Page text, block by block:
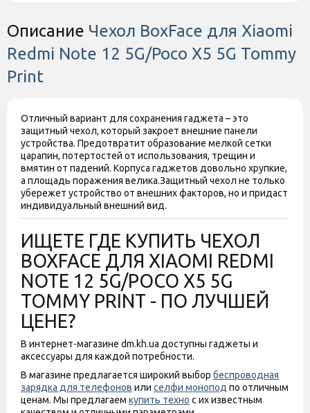
Описание Чехол BoxFace для Xiaomi
Redmi Note 12 5G/Poco X5 5G Tommy
Print
Отличный вариант для сохранения гаджета – это
защитный чехол, который закроет внешние панели
устройства. Предотвратит образование мелкой сетки
царапин, потертостей от использования, трещин и
вмятин от падений. Корпуса гаджетов довольно хрупкие,
а площадь поражения велика.Защитный чехол не только
убережет устройство от внешних факторов, но и придаст
индивидуальный внешний вид.
ИЩЕТЕ ГДЕ КУПИТЬ ЧЕХОЛ
BOXFACE ДЛЯ XIAOMI REDMI
NOTE 12 5G/POCO X5 5G
TOMMY PRINT - ПО ЛУЧШЕЙ
ЦЕНЕ?
В интернет-магазине dm.kh.ua доступны гаджеты и
аксессуары для каждой потребности.
В магазине предлагается широкий выбор беспроводная
зарядка для телефонов или селфи монопод по отличным
ценам. Мы предлагаем купить техно с их известным